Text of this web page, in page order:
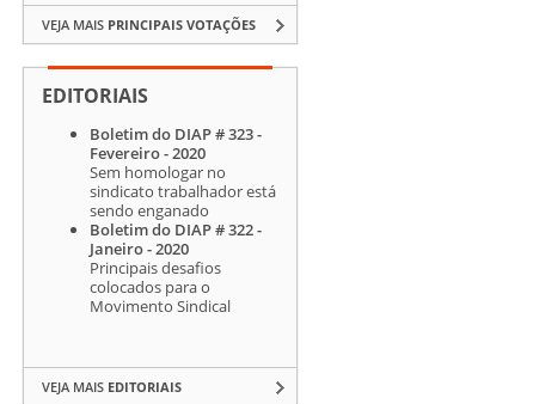
VEJA MAIS PRINCIPAIS VOTAÇÕES
EDITORIAIS
Boletim do DIAP # 323 -
Fevereiro - 2020
Sem homologar no
sindicato trabalhador está
sendo enganado
Boletim do DIAP # 322 -
Janeiro - 2020
Principais desafios
colocados para o
Movimento Sindical
VEJA MAIS EDITORIAIS